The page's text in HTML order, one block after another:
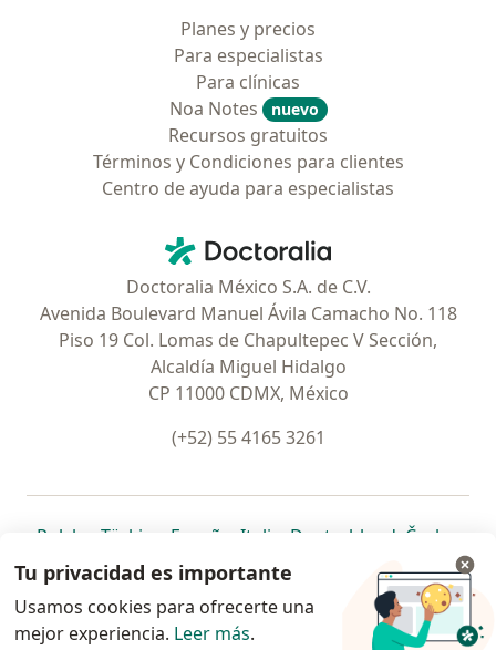
Planes y precios
Para especialistas
Para clínicas
Noa Notes
nuevo
Recursos gratuitos
Términos y Condiciones para clientes
Centro de ayuda para especialistas
Doctoralia - Página de inicio
Doctoralia México S.A. de C.V.
Avenida Boulevard Manuel Ávila Camacho No. 118
Piso 19 Col. Lomas de Chapultepec V Sección,
Alcaldía Miguel Hidalgo
CP 11000 CDMX, México
(+52) 55 4165 3261
Polska se abre en una nueva pestaña
Türkiye se abre en una nueva pestaña
España se abre en una nueva pestaña
Italia se abre en una nueva
Deutschlandse abre en
Česko
Portugal
se abre en una nueva pestaña
México se abre en una nueva pestaña
Chile se abre en una nueva pestaña
Brasil se abre en una nueva
se abre en
se
se abre en una nueva
www.doctoralia.com.mx © 2026 - Encuentra tu
Tu privacidad es importante
Usamos cookies para ofrecerte una
mejor experiencia. Leer más.